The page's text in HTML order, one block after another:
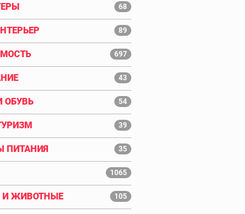
68
89
697
43
ОБУВЬ 54
39
ПИТАНИЯ 35
1065
И ЖИВОТНЫЕ 105